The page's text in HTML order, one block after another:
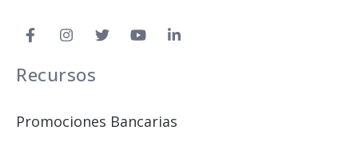
Recursos
Promociones Bancarias